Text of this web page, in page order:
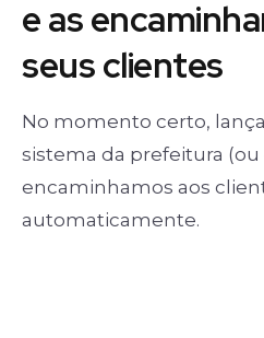
e as
seus clientes
No momento certo,
sistema da prefeitura (ou
encaminhamos aos
automaticamente.